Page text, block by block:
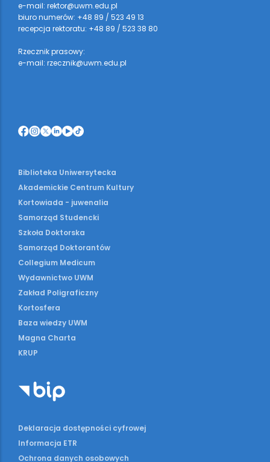
e-mail: rektor@uwm.edu.pl
biuro numerów: +48 89 / 523 49 13
recepcja rektoratu: +48 89 / 523 38 80
Rzecznik prasowy:
e-mail: rzecznik@uwm.edu.pl
Biblioteka Uniwersytecka
Akademickie Centrum Kultury
Kortowiada - juwenalia
Samorząd Studencki
Szkoła Doktorska
Samorząd Doktorantów
Collegium Medicum
Wydawnictwo UWM
Zakład Poligraficzny
Kortosfera
Baza wiedzy UWM
Magna Charta
KRUP
Deklaracja dostępności cyfrowej
Informacja ETR
Ochrona danych osobowych